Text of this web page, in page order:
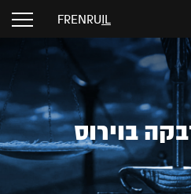
IL
RU
EN
FR
בוירוס